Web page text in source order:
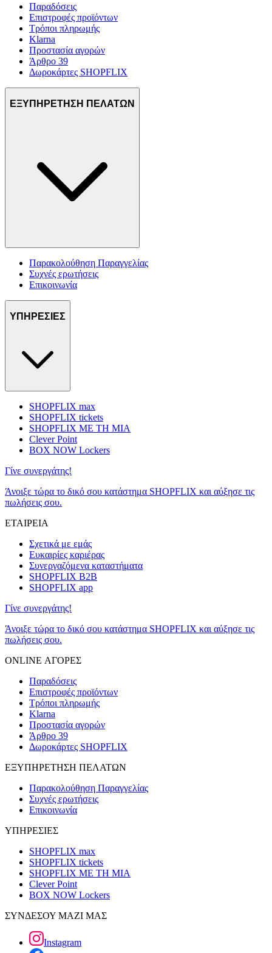
Παραδόσεις
Επιστροφές προϊόντων
Τρόποι πληρωμής
Klarna
Προστασία αγορών
Άρθρο 39
Δωροκάρτες SHOPFLIX
ΕΞΥΠΗΡΕΤΗΣΗ ΠΕΛΑΤΩΝ
Παρακολούθηση Παραγγελίας
Συχνές ερωτήσεις
Επικοινωνία
ΥΠΗΡΕΣΙΕΣ
SHOPFLIX max
SHOPFLIX tickets
SHOPFLIX ΜΕ ΤΗ ΜΙΑ
Clever Point
BOX NOW Lockers
Γίνε συνεργάτης!
Άνοιξε τώρα το δικό σου κατάστημα SHOPFLIX και αύξησε τις
πωλήσεις σου.
ΕΤΑΙΡΕΙΑ
Σχετικά με εμάς
Ευκαιρίες καριέρας
Συνεργαζόμενα καταστήματα
SHOPFLIX B2B
SHOPFLIX app
Γίνε συνεργάτης!
Άνοιξε τώρα το δικό σου κατάστημα SHOPFLIX και αύξησε τις
πωλήσεις σου.
ONLINE ΑΓΟΡΕΣ
Παραδόσεις
Επιστροφές προϊόντων
Τρόποι πληρωμής
Klarna
Προστασία αγορών
Άρθρο 39
Δωροκάρτες SHOPFLIX
ΕΞΥΠΗΡΕΤΗΣΗ ΠΕΛΑΤΩΝ
Παρακολούθηση Παραγγελίας
Συχνές ερωτήσεις
Επικοινωνία
ΥΠΗΡΕΣΙΕΣ
SHOPFLIX max
SHOPFLIX tickets
SHOPFLIX ΜΕ ΤΗ ΜΙΑ
Clever Point
BOX NOW Lockers
ΣΥΝΔΕΣΟΥ ΜΑΖΙ ΜΑΣ
Instagram